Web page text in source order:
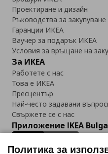
Проектиране и дизайн
Ръководства за закупуване
Гаранции ИКЕА
Ваучер за подарък ИКЕА
Условия за връщане на
За ИКЕА
Работете с нас
Това е ИКЕА
Пресцентър
Най-често задавани
Свържете се с нас
Приложение IKEA
Политика за